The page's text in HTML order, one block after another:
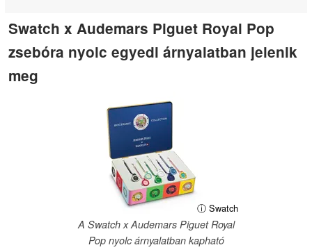
Swatch x Audemars Piguet Royal Pop
zsebóra nyolc egyedi árnyalatban jelenik
meg
ⓘ Swatch
A Swatch x Audemars Piguet Royal
Pop nyolc árnyalatban kapható